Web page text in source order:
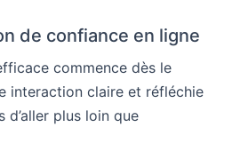
de confiance en ligne
commence dès le
interaction claire et réfléchie
d’aller plus loin que